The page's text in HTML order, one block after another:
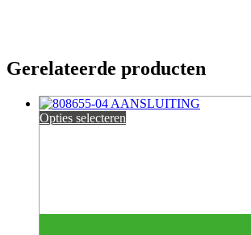
Gerelateerde producten
Opties selecteren